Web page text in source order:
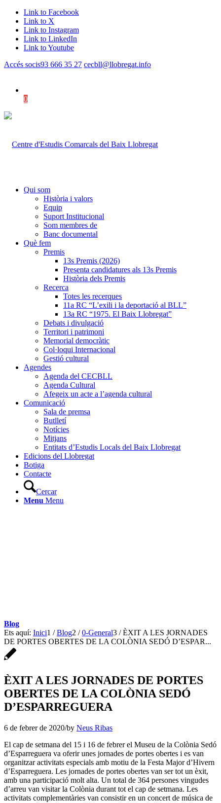
Link to Facebook
Link to X
Link to Instagram
Link to LinkedIn
Link to Youtube
Accés socis93 666 35 27 cecbll@llobregat.info
0
Qui som
Història i valors
Equip
Suport Institucional
Som membres de
Banc documental
Què fem
Premis
13s Premis (2026)
Presenta candidatures als 13s Premis
Història dels Premis
Recerca
Totes les recerques
11a RC “L’exili i la deportació al BLL”
13a RC “1975. El Baix Llobregat”
Debats i divulgació
Territori i patrimoni
Memorial democràtic
Col·loqui Internacional
Gestió cultural
Agendes
Agenda del CECBLL
Agenda Cultural
Afegeix un acte a l’agenda cultural
Comunicació
Sala de premsa
Butlletí
Notícies
Mitjans
Entitats d’Estudis Locals del Baix Llobregat
Edicions del Llobregat
Botiga
Contacte
Cercar
Menu Menu
Blog
Ets aquí: Inici1 / Blog2 / 0-General3 / ÈXIT A LES JORNADES
DE PORTES OBERTES DE LA COLÒNIA SEDÓ D’ESPAR...
ÈXIT A LES JORNADES DE PORTES
OBERTES DE LA COLÒNIA SEDÓ
D’ESPARREGUERA
6 de febrer de 2020/by Neus Ribas
El cap de setmana del 15 i 16 de febrer el Museu de la Colònia Sedó
d’Esparreguera va oferir unes jornades de portes obertes i es van
organitzar activitats especials amb motiu de la Festa Major d’Hivern
d’Esparreguera. Les jornades de portes obertes van ser tot un èxit,
amb una participació molt alta. Un total de 364 persones vingudes
d’arreu van visitar la Colònia durant tot el cap de setmana. Les
activitats complementàries van consistir en un concert de música de